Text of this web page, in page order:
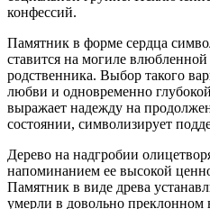
конфессий.
Памятник в форме сердца
ставится на могиле
родственника. Выбор такого
любви и одновременно
выражает надежду на
состоянии, символизирует
Дерево на надгробии
напоминанием ее высокой
Памятник в виде древа
умерли в довольно преклонном